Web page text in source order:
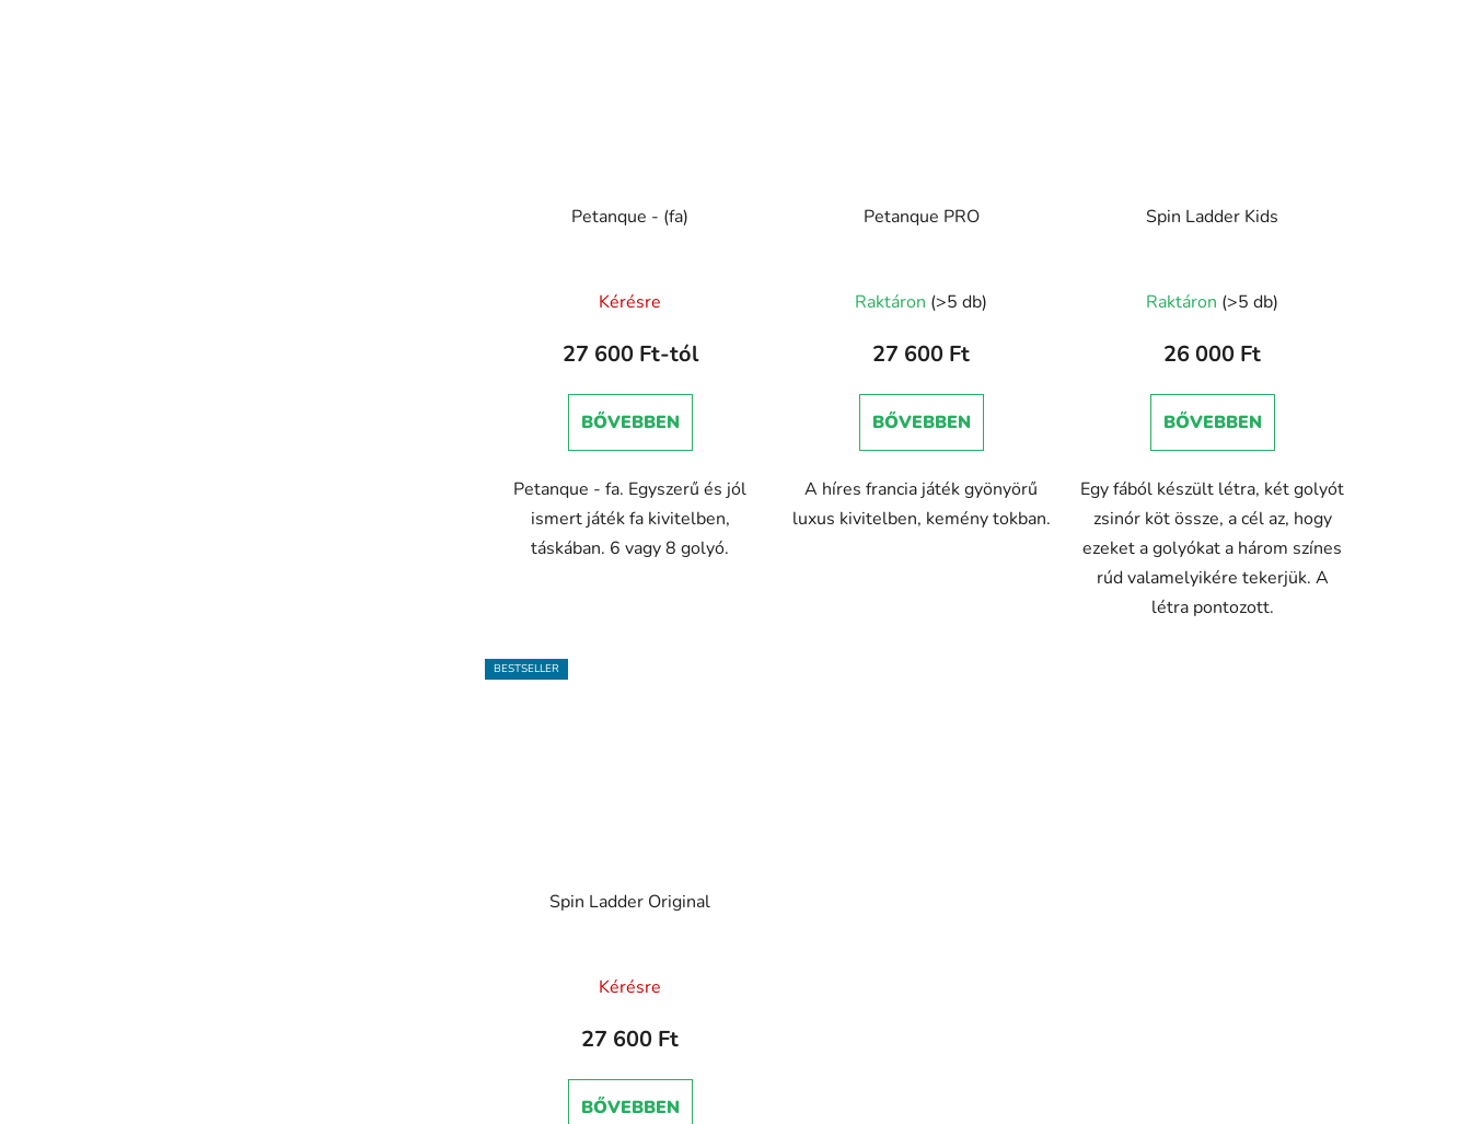
Petanque - (fa)
Kérésre
27 600 Ft-tól
BŐVEBBEN
Petanque - fa. Egyszerű és jól
ismert játék fa kivitelben,
táskában. 6 vagy 8 golyó.
Petanque PRO
Raktáron (>5 db)
27 600 Ft
BŐVEBBEN
A híres francia játék gyönyörű
luxus kivitelben, kemény tokban.
Spin Ladder Kids
Raktáron (>5 db)
26 000 Ft
BŐVEBBEN
Egy fából készült létra, két golyót
zsinór köt össze, a cél az, hogy
ezeket a golyókat a három színes
rúd valamelyikére tekerjük. A
létra pontozott.
BESTSELLER
Spin Ladder Original
termék
átlagos
5-
ből
Kérésre
27 600 Ft
BŐVEBBEN